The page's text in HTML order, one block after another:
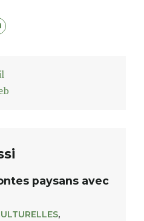
paysans avec
,